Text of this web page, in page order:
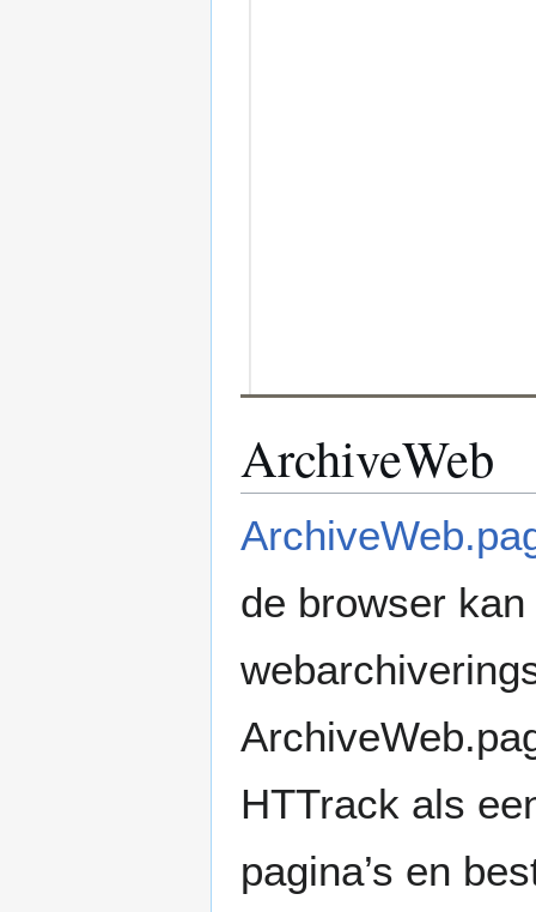
ArchiveWeb
de browser
HTTrack als
pagina’s en